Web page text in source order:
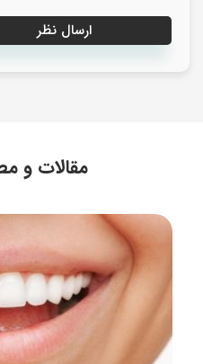
مقالات و